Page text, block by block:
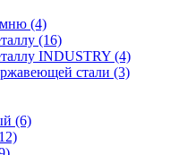
(4)
(16)
INDUSTRY (4)
стали (3)
(6)